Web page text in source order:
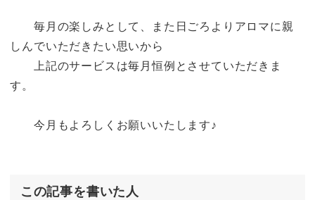
毎月の楽しみとして、また日ごろよりアロマに親
しんでいただきたい思いから
上記のサービスは毎月恒例とさせていただきま
す。
今月もよろしくお願いいたします♪
この記事を書いた人